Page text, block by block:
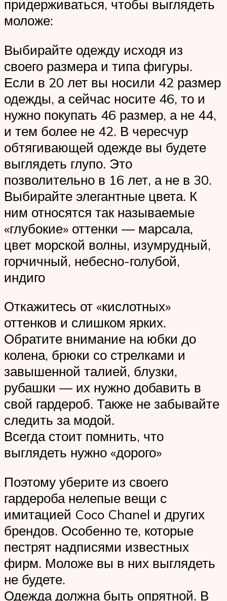
придерживаться, чтобы выглядеть
моложе:
Выбирайте одежду исходя из
своего размера и типа фигуры.
Если в 20 лет вы носили 42 размер
одежды, а сейчас носите 46, то и
нужно покупать 46 размер, а не 44,
и тем более не 42. В чересчур
обтягивающей одежде вы будете
выглядеть глупо. Это
позволительно в 16 лет, а не в 30.
Выбирайте элегантные цвета. К
ним относятся так называемые
«глубокие» оттенки — марсала,
цвет морской волны, изумрудный,
горчичный, небесно-голубой,
индиго
Откажитесь от «кислотных»
оттенков и слишком ярких.
Обратите внимание на юбки до
колена, брюки со стрелками и
завышенной талией, блузки,
рубашки — их нужно добавить в
свой гардероб. Также не забывайте
следить за модой.
Всегда стоит помнить, что
выглядеть нужно «дорого»
Поэтому уберите из своего
гардероба нелепые вещи с
имитацией Coco Chanel и других
брендов. Особенно те, которые
пестрят надписями известных
фирм. Моложе вы в них выглядеть
не будете.
Одежда должна быть опрятной. В